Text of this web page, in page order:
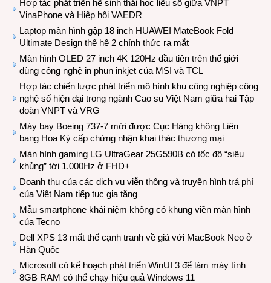
Hợp tác phát triển hệ sinh thái học liệu số giữa VNPT
VinaPhone và Hiệp hội VAEDR
Laptop màn hình gập 18 inch HUAWEI MateBook Fold
Ultimate Design thế hệ 2 chính thức ra mắt
Màn hình OLED 27 inch 4K 120Hz đầu tiên trên thế giới
dùng công nghệ in phun inkjet của MSI và TCL
Hợp tác chiến lược phát triển mô hình khu công nghiệp công
nghệ số hiện đại trong ngành Cao su Việt Nam giữa hai Tập
đoàn VNPT và VRG
Máy bay Boeing 737-7 mới được Cục Hàng không Liên
bang Hoa Kỳ cấp chứng nhận khai thác thương mại
Màn hình gaming LG UltraGear 25G590B có tốc độ “siêu
khủng” tới 1.000Hz ở FHD+
Doanh thu của các dịch vụ viễn thông và truyền hình trả phí
của Việt Nam tiếp tục gia tăng
Mẫu smartphone khái niệm không có khung viền màn hình
của Tecno
Dell XPS 13 mất thế cạnh tranh về giá với MacBook Neo ở
Hàn Quốc
Microsoft có kế hoạch phát triển WinUI 3 để làm máy tính
8GB RAM có thể chạy hiệu quả Windows 11